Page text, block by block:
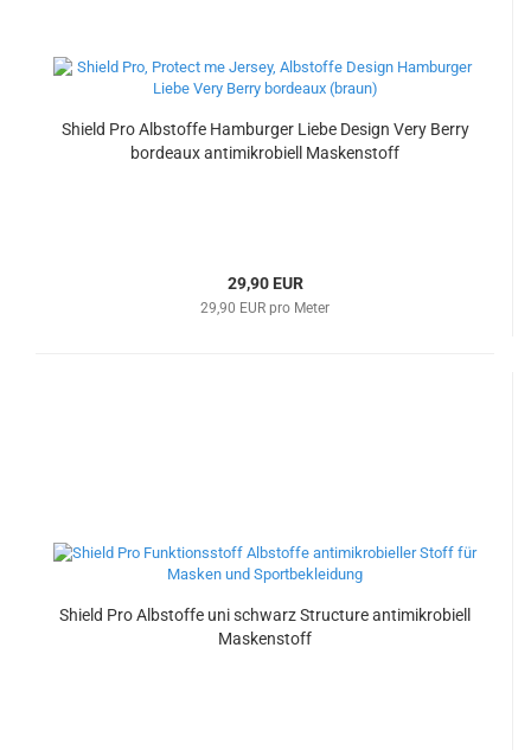
Shield Pro Albstoffe Hamburger Liebe Design Very Berry
bordeaux antimikrobiell Maskenstoff
29,90 EUR
29,90 EUR pro Meter
Shield Pro Albstoffe uni schwarz Structure antimikrobiell
Maskenstoff